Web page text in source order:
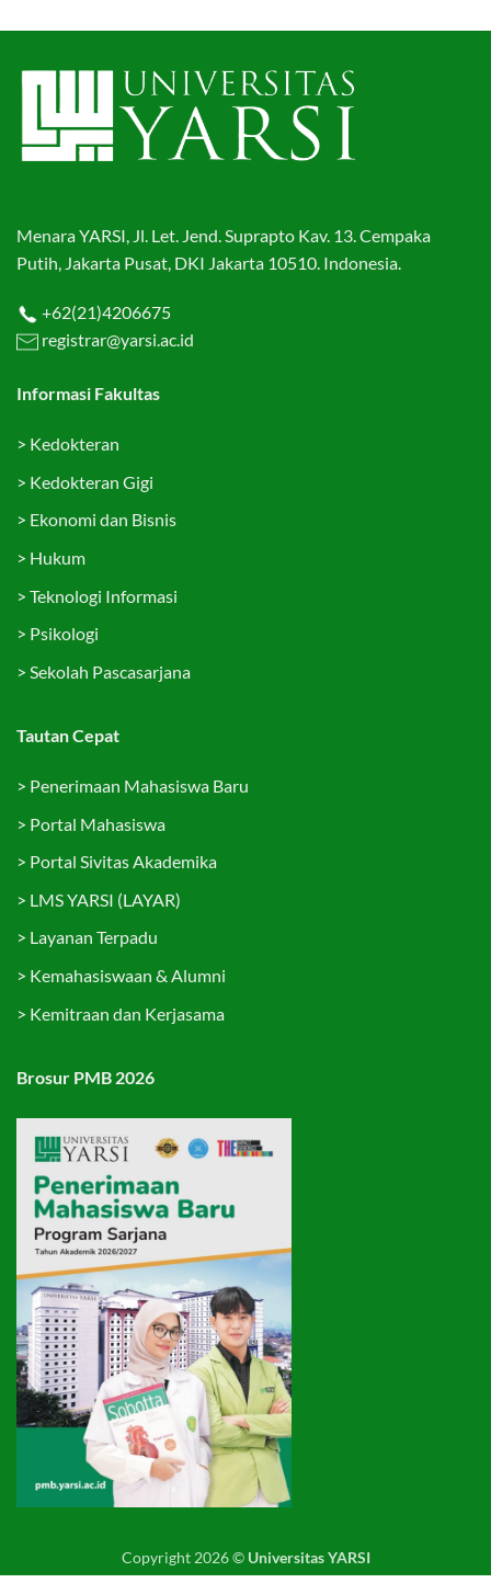
Menara YARSI, Jl. Let. Jend. Suprapto Kav. 13. Cempaka
Putih, Jakarta Pusat, DKI Jakarta 10510. Indonesia.
+62(21)4206675
registrar@yarsi.ac.id
Informasi Fakultas
> Kedokteran
> Kedokteran Gigi
> Ekonomi dan Bisnis
> Hukum
> Teknologi Informasi
> Psikologi
> Sekolah Pascasarjana
Tautan Cepat
> Penerimaan Mahasiswa Baru
> Portal Mahasiswa
> Portal Sivitas Akademika
> LMS YARSI (LAYAR)
> Layanan Terpadu
> Kemahasiswaan & Alumni
> Kemitraan dan Kerjasama
Brosur PMB 2026
Copyright 2026 © Universitas YARSI